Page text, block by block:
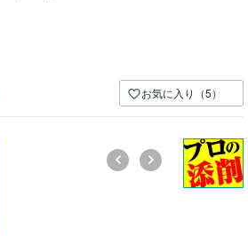
お気に入り（5）